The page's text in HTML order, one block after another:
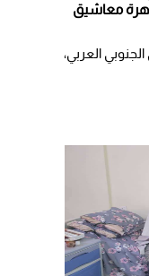
معاشيق
العربي،